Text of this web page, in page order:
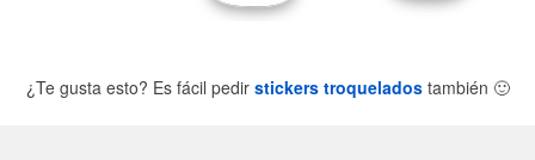
¿Te gusta esto? Es fácil pedir stickers troqueladostambién 🙂